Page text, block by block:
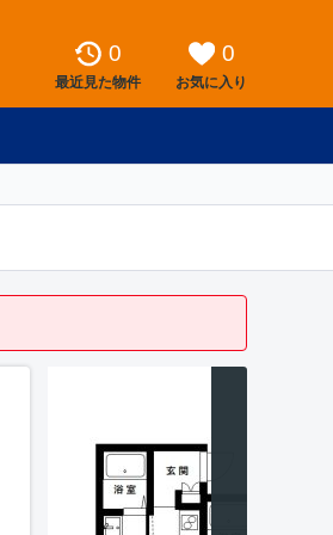
0
最近見た物件
0
お気に入り